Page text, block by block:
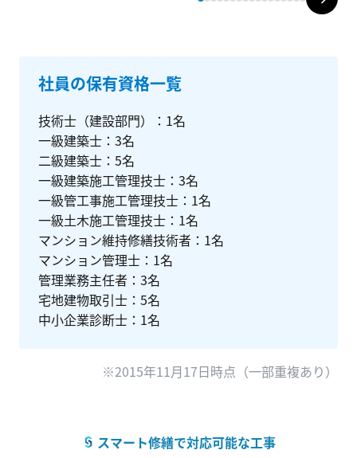
社員の保有資格一覧
技術士（建設部門） 1名
一級建築士
3名
二級建築士
5名
一級建築施工管理技士
3名
一級管工事施工管理技士
1名
一級土木施工管理技士
1名
マンション維持修繕技術者
1名
マンション管理士
1名
管理業務主任者
3名
宅地建物取引士
5名
中小企業診断士
1名
※2015年11月17日時点（一部重複あり）
スマート修繕で対応可能な工事